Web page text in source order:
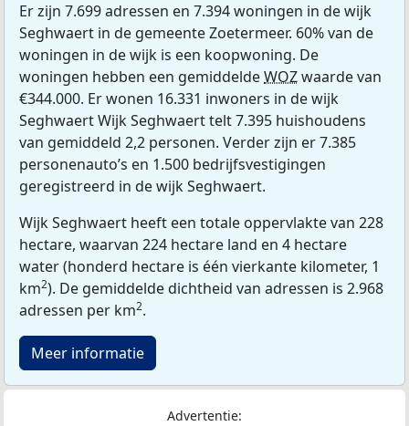
Er zijn 7.699 adressen en 7.394 woningen in de wijk
Seghwaert in de gemeente Zoetermeer. 60% van de
woningen in de wijk is een koopwoning. De
woningen hebben een gemiddeldeWOZwaarde van
€344.000. Er wonen 16.331 inwoners in de wijk
Seghwaert Wijk Seghwaert telt 7.395 huishoudens
van gemiddeld 2,2 personen. Verder zijn er 7.385
personenauto’s en 1.500 bedrijfsvestigingen
geregistreerd in de wijk Seghwaert.
Wijk Seghwaert heeft een totale oppervlakte van 228
hectare, waarvan 224 hectare land en 4 hectare
water (honderd hectare is één vierkante kilometer, 1
km2). De gemiddelde dichtheid van adressen is 2.968
adressen per km2.
Meer informatie
Advertentie: